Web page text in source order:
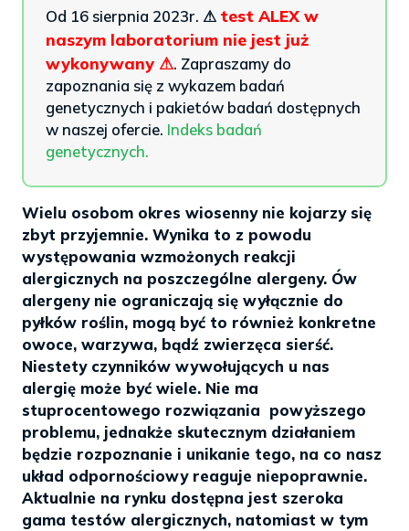
Od 16 sierpnia 2023r. ⚠ test ALEX w
naszym laboratorium nie jest już
wykonywany ⚠. Zapraszamy do
zapoznania się z wykazem badań
genetycznych i pakietów badań dostępnych
w naszej ofercie. Indeks badań
genetycznych.
Wielu osobom okres wiosenny nie kojarzy się
zbyt przyjemnie. Wynika to z powodu
występowania wzmożonych reakcji
alergicznych na poszczególne alergeny. Ów
alergeny nie ograniczają się wyłącznie do
pyłków roślin, mogą być to również konkretne
owoce, warzywa, bądź zwierzęca sierść.
Niestety czynników wywołujących u nas
alergię może być wiele. Nie ma
stuprocentowego rozwiązania powyższego
problemu, jednakże skutecznym działaniem
będzie rozpoznanie i unikanie tego, na co nasz
układ odpornościowy reaguje niepoprawnie.
Aktualnie na rynku dostępna jest szeroka
gama testów alergicznych, natomiast w tym